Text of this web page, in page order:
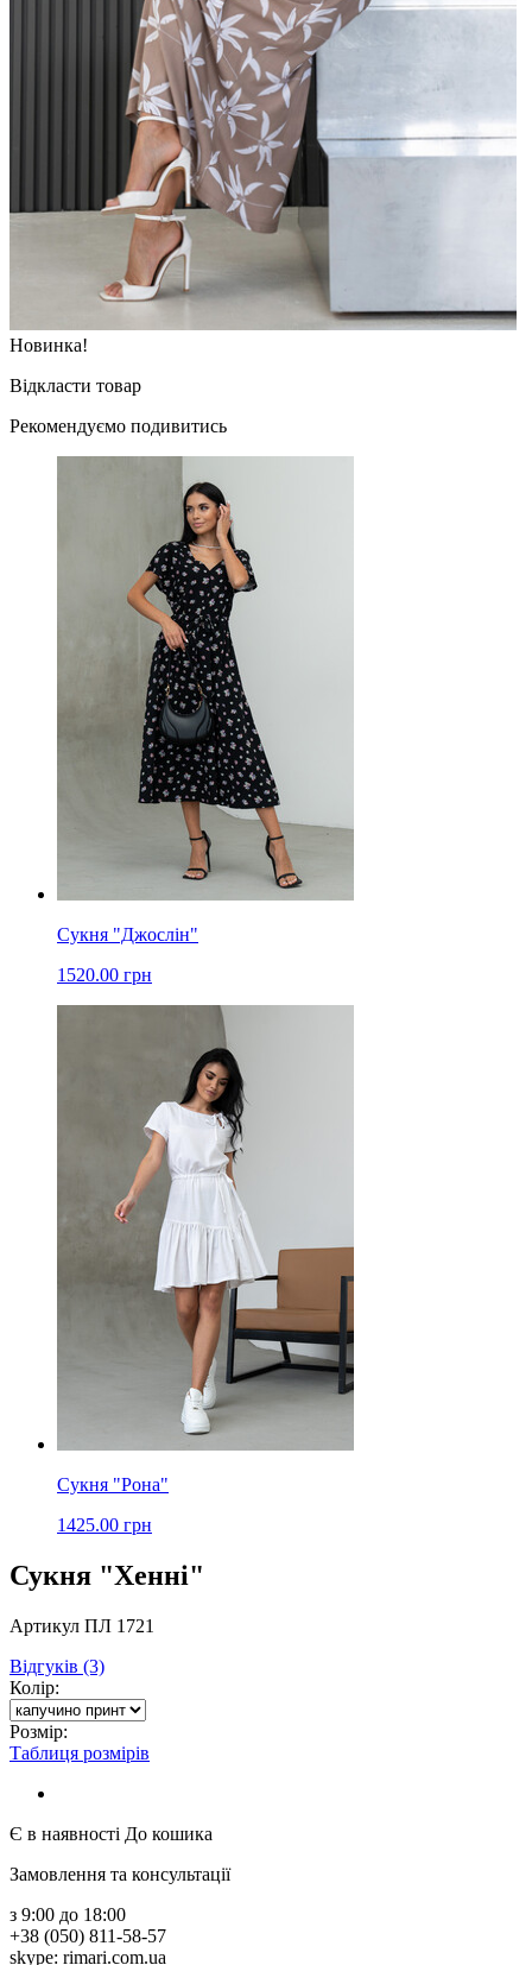
Новинка!
Відкласти товар
Рекомендуємо подивитись
Сукня "Джослін"
1520.00 грн
Сукня "Рона"
1425.00 грн
Сукня "Хенні"
Артикул ПЛ 1721
Відгуків (3)
Колір:
Розмір:
Таблиця розмірів
Є в наявності До кошика
Замовлення та консультації
з 9:00 до 18:00
+38 (050) 811-58-57
skype: rimari.com.ua